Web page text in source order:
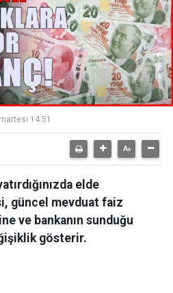
14:51
elde
güncel mevduat faiz
ve bankanın sunduğu
gösterir.